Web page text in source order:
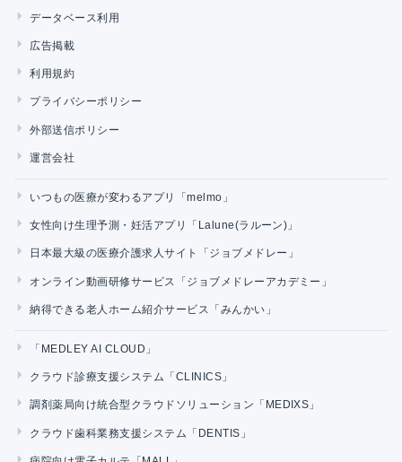
データベース利用
広告掲載
利用規約
プライバシーポリシー
外部送信ポリシー
運営会社
いつもの医療が変わるアプリ「melmo」
女性向け生理予測・妊活アプリ「Lalune(ラルーン)」
日本最大級の医療介護求人サイト「ジョブメドレー」
オンライン動画研修サービス「ジョブメドレーアカデミー」
納得できる老人ホーム紹介サービス「みんかい」
「MEDLEY AI CLOUD」
クラウド診療支援システム「CLINICS」
調剤薬局向け統合型クラウドソリューション「MEDIXS」
クラウド歯科業務支援システム「DENTIS」